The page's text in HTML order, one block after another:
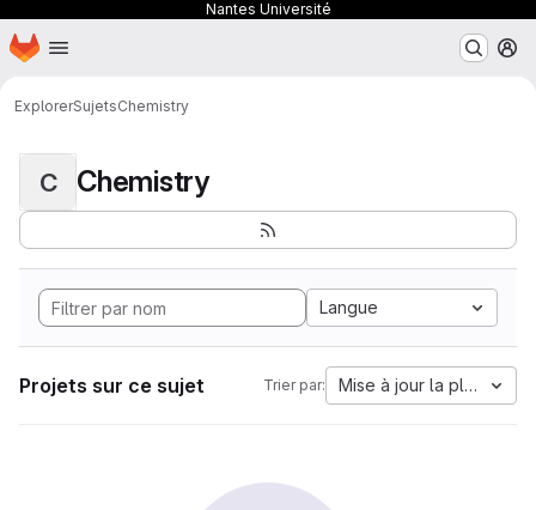
Nantes Université
Passer au contenu principal
Page d'accueil
ExplorerSujetsChemistry
C Chemistry
Langue
Projets sur ce sujet Trier par: Mise à jour la plus